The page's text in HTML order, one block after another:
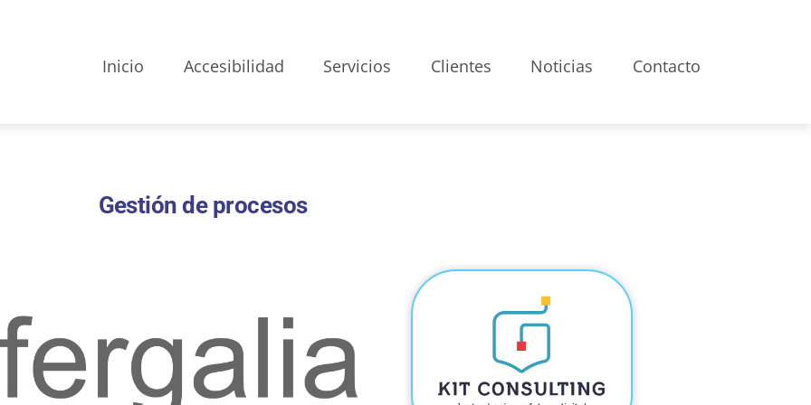
Inicio Accesibilidad Servicios Clientes Noticias Contacto
Gestión de procesos